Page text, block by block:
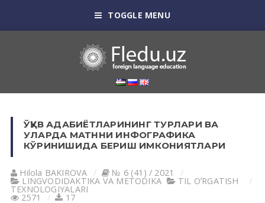
TOGGLE MENU
ЎҚУВ АДАБИЁТЛАРИНИНГ ТУРЛАРИ ВА
УЛАРДА МАТННИ ИНФОГРАФИКА
КЎРИНИШИДА БЕРИШ ИМКОНИЯТЛАРИ
Hilola BАKIROVА № 6 (41) / 2021
LINGVODIDАKTIKА VА METODIKА TIL OʼRGАTISH
TEXNOLOGIYALАRI
2571 17